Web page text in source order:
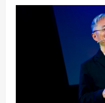
來活動之間的關係，介紹二
行銷的發展現況與前瞻，並
為基礎，探討二十一世紀待